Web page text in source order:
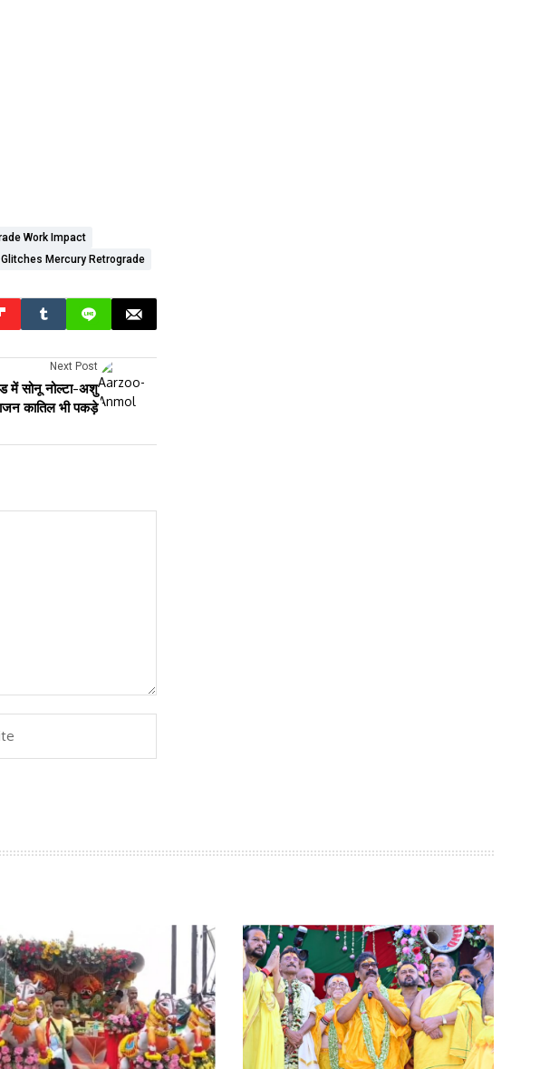
Work Impact
Mercury Retrograde
Next Post
में सोनू नोल्टा-अशु
कातिल भी पकड़े